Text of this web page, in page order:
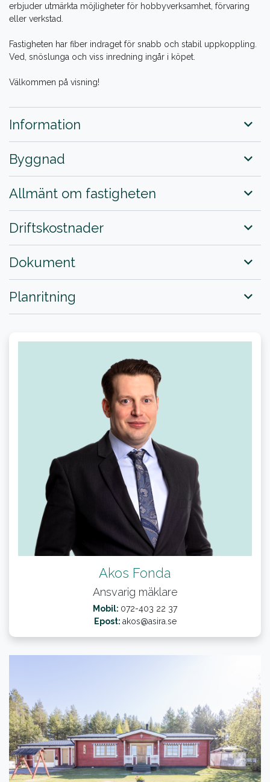
erbjuder utmärkta möjligheter för hobbyverksamhet, förvaring
eller verkstad.
Fastigheten har fiber indraget för snabb och stabil uppkoppling.
Ved, snöslunga och viss inredning ingår i köpet.
Välkommen på visning!
Information
Byggnad
Allmänt om fastigheten
Driftskostnader
Dokument
Planritning
Akos Fonda
Ansvarig mäklare
Mobil: 072-403 22 37
Epost: akos@asira.se